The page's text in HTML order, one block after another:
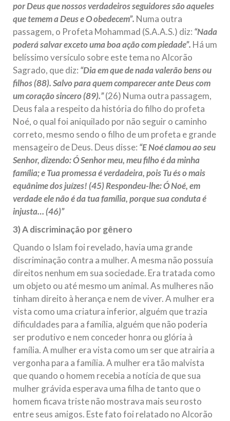
por Deus que nossos verdadeiros seguidores são aqueles
que temem a Deus e O obedecem”. Numa outra
passagem, o Profeta Mohammad (S.A.A.S.) diz: “Nada
poderá salvar exceto uma boa ação com piedade”. Há um
belíssimo versículo sobre este tema no Alcorão
Sagrado, que diz: “Dia em que de nada valerão bens ou
filhos (88). Salvo para quem comparecer ante Deus com
um coração sincero (89).”(26) Numa outra passagem,
Deus fala a respeito da história do filho do profeta
Noé, o qual foi aniquilado por não seguir o caminho
correto, mesmo sendo o filho de um profeta e grande
mensageiro de Deus. Deus disse: “E Noé clamou ao seu
Senhor, dizendo: Ó Senhor meu, meu filho é da minha
família; e Tua promessa é verdadeira, pois Tu és o mais
equânime dos juízes! (45) Respondeu-lhe: Ó Noé, em
verdade ele não é da tua família, porque sua conduta é
injusta… (46)”
3) A discriminação por gênero
Quando o Islam foi revelado, havia uma grande
discriminação contra a mulher. A mesma não possuía
direitos nenhum em sua sociedade. Era tratada como
um objeto ou até mesmo um animal. As mulheres não
tinham direito à herança e nem de viver. A mulher era
vista como uma criatura inferior, alguém que trazia
dificuldades para a família, alguém que não poderia
ser produtivo e nem conceder honra ou glória à
família. A mulher era vista como um ser que atrairia a
vergonha para a família. A mulher era tão malvista
que quando o homem recebia a notícia de que sua
mulher grávida esperava uma filha de tanto que o
homem ficava triste não mostrava mais seu rosto
entre seus amigos. Este fato foi relatado no Alcorão